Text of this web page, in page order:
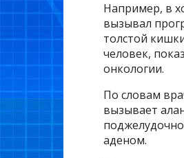
Например, в
вызывал
толстой
человек,
онкологии.
По словам
вызывает
аденом.